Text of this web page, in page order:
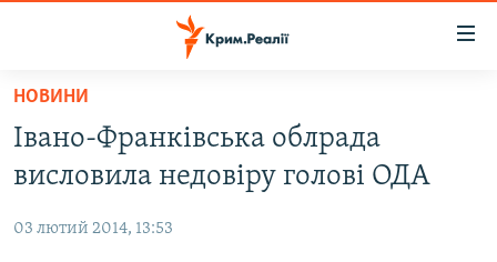
Перейти
основного
матеріалу
до
ВОДА.КРИМ
ПОЛІТИКА
НОВИНИ
Івано-Франківська облрада
висловила недовіру голові ОДА
03 лютий 2014, 13:53